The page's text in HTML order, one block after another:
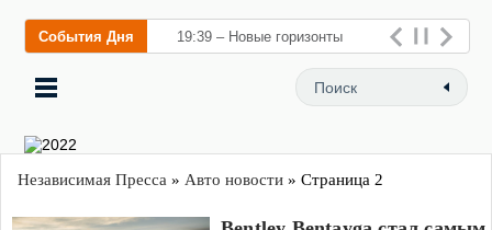
События Дня 19:39 – Новые горизонты
флебологии: в Москве
открылся «Городской центр
заболеван
Независимая Пресса » Авто новости » Страница 2